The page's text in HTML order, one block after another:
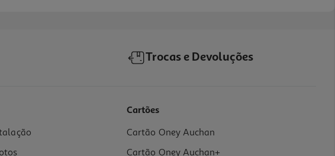
Trocas e Devoluções
Cartões
Cartão Oney Auchan
Cartão Oney Auchan+